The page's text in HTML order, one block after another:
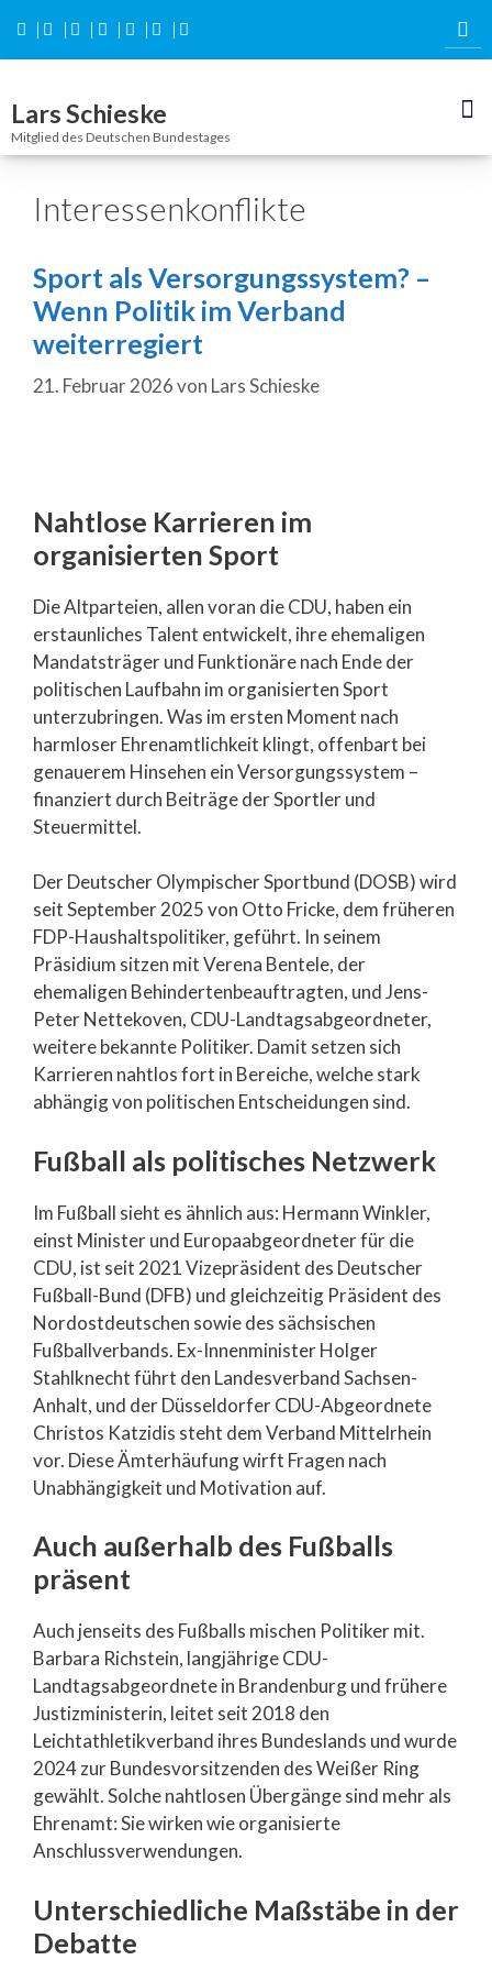
springen
Lars Schieske
Mitglied des Deutschen Bundestages
Interessenkonflikte
Sport als Versorgungssystem? –
Wenn Politik im Verband
weiterregiert
21. Februar 2026von Lars Schieske
Nahtlose Karrieren im
organisierten Sport
Die Altparteien, allen voran die CDU, haben ein
erstaunliches Talent entwickelt, ihre ehemaligen
Mandatsträger und Funktionäre nach Ende der
politischen Laufbahn im organisierten Sport
unterzubringen. Was im ersten Moment nach
harmloser Ehrenamtlichkeit klingt, offenbart bei
genauerem Hinsehen ein Versorgungssystem –
finanziert durch Beiträge der Sportler und
Steuermittel.
Der Deutscher Olympischer Sportbund (DOSB) wird
seit September 2025 von Otto Fricke, dem früheren
FDP-Haushaltspolitiker, geführt. In seinem
Präsidium sitzen mit Verena Bentele, der
ehemaligen Behindertenbeauftragten, und Jens-
Peter Nettekoven, CDU-Landtagsabgeordneter,
weitere bekannte Politiker. Damit setzen sich
Karrieren nahtlos fort in Bereiche, welche stark
abhängig von politischen Entscheidungen sind.
Fußball als politisches Netzwerk
Im Fußball sieht es ähnlich aus: Hermann Winkler,
einst Minister und Europaabgeordneter für die
CDU, ist seit 2021 Vizepräsident des Deutscher
Fußball-Bund (DFB) und gleichzeitig Präsident des
Nordostdeutschen sowie des sächsischen
Fußballverbands. Ex-Innenminister Holger
Stahlknecht führt den Landesverband Sachsen-
Anhalt, und der Düsseldorfer CDU-Abgeordnete
Christos Katzidis steht dem Verband Mittelrhein
vor. Diese Ämterhäufung wirft Fragen nach
Unabhängigkeit und Motivation auf.
Auch außerhalb des Fußballs
präsent
Auch jenseits des Fußballs mischen Politiker mit.
Barbara Richstein, langjährige CDU-
Landtagsabgeordnete in Brandenburg und frühere
Justizministerin, leitet seit 2018 den
Leichtathletikverband ihres Bundeslands und wurde
2024 zur Bundesvorsitzenden des Weißer Ring
gewählt. Solche nahtlosen Übergänge sind mehr als
Ehrenamt: Sie wirken wie organisierte
Anschlussverwendungen.
Unterschiedliche Maßstäbe in der
Debatte